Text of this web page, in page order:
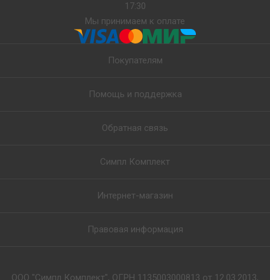
17:30
Мы принимаем к оплате
Покупателям
Помощь и поддержка
Обратная связь
Симпл Комплект
Интернет-магазин
Правовая информация
ООО "Симпл Комплект", ОГРН 1135003000813 от 12.03.2013,